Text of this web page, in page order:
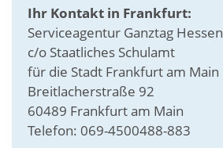
Ihr Kontakt in Frankfurt:
Serviceagentur Ganztag Hessen
c/o Staatliches Schulamt
für die Stadt Frankfurt am Main
Breitlacherstraße 92
60489 Frankfurt am Main
Telefon: 069-4500488-883